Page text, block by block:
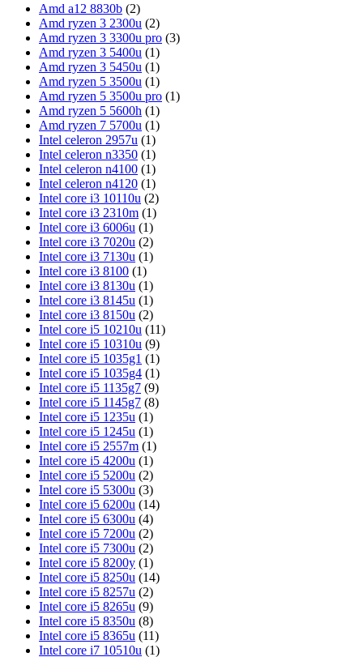
Amd a12 8830b (2)
Amd ryzen 3 2300u (2)
Amd ryzen 3 3300u pro (3)
Amd ryzen 3 5400u (1)
Amd ryzen 3 5450u (1)
Amd ryzen 5 3500u (1)
Amd ryzen 5 3500u pro (1)
Amd ryzen 5 5600h (1)
Amd ryzen 7 5700u (1)
Intel celeron 2957u (1)
Intel celeron n3350 (1)
Intel celeron n4100 (1)
Intel celeron n4120 (1)
Intel core i3 10110u (2)
Intel core i3 2310m (1)
Intel core i3 6006u (1)
Intel core i3 7020u (2)
Intel core i3 7130u (1)
Intel core i3 8100 (1)
Intel core i3 8130u (1)
Intel core i3 8145u (1)
Intel core i3 8150u (2)
Intel core i5 10210u (11)
Intel core i5 10310u (9)
Intel core i5 1035g1 (1)
Intel core i5 1035g4 (1)
Intel core i5 1135g7 (9)
Intel core i5 1145g7 (8)
Intel core i5 1235u (1)
Intel core i5 1245u (1)
Intel core i5 2557m (1)
Intel core i5 4200u (1)
Intel core i5 5200u (2)
Intel core i5 5300u (3)
Intel core i5 6200u (14)
Intel core i5 6300u (4)
Intel core i5 7200u (2)
Intel core i5 7300u (2)
Intel core i5 8200y (1)
Intel core i5 8250u (14)
Intel core i5 8257u (2)
Intel core i5 8265u (9)
Intel core i5 8350u (8)
Intel core i5 8365u (11)
Intel core i7 10510u (1)